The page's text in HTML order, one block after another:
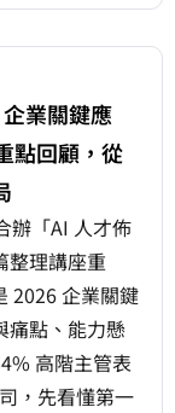
業關鍵應
點回顧，從
辦「AI 人才佈
整理講座重
2026 企業關鍵
痛點、能力懸
高階主管表
，先看懂第一